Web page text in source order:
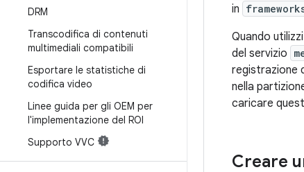
DRM
Transcodifica di contenuti
multimediali compatibili
Esportare le statistiche di
codifica video
Linee guida per gli OEM per
l'implementazione del ROI
Supporto VVC
in
Quando
del servizio
registrazione
nella
caricare
Creare